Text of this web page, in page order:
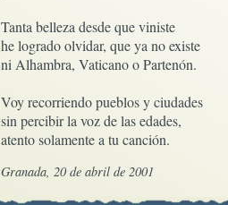
Tanta belleza desde que viniste
he logrado olvidar, que ya no existe
ni Alhambra, Vaticano o Partenón.
Voy recorriendo pueblos y ciudades
sin percibir la voz de las edades,
atento solamente a tu canción.
Granada, 20 de abril de 2001